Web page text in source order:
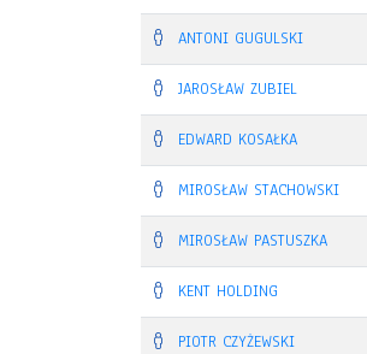
ANTONI GUGULSKI
JAROSŁAW ZUBIEL
EDWARD KOSAŁKA
MIROSŁAW STACHOWSKI
MIROSŁAW PASTUSZKA
KENT HOLDING
PIOTR CZYŻEWSKI